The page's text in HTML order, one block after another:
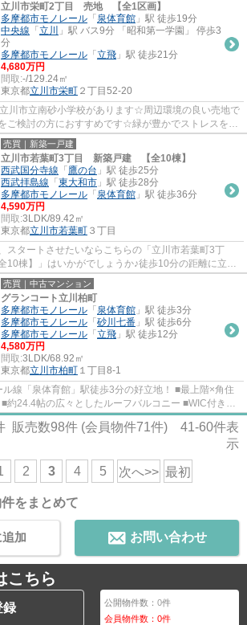
立川市栄町2丁目 売地 【全1区画】
多摩都市モノレール 「 泉体育館 」駅 徒歩19分
中央線 「 立川
」駅 バス9分 「昭和第一学園」 停歩3
分
多摩都市モノレール 「 立飛 」駅 徒歩21分
4,680万円
間取:-/129.24㎡
東京都立川市栄町 ２丁目52-20
川市立南砂小学校があります☆周辺環境の良い売地で
ご検討の方におすすめです☆緑が豊かでストレスを感
住居専用地域はいかがで...
売買｜新築一戸建
立川市若葉町3丁目 新築戸建 【全10棟】
西武国分寺線 「 鷹の台 」駅 徒歩25分
西武拝島線 「 東大和市 」駅 徒歩28分
多摩都市モノレール 「 泉体育館 」駅 徒歩36分
4,590万円
間取:3LDK/89.42㎡
東京都立川市若葉町 ３丁目
スタートさせたいならこちらの「立川市若葉町3丁
棟】」はいかがでしょうか♪徒歩10分の距離に立川
があるのも魅力♪西武国分寺...
売買｜中古マンション
グランコート立川柏町
多摩都市モノレール 「 泉体育館 」駅 徒歩3分
多摩都市モノレール 「 砂川七番 」駅 徒歩6分
多摩都市モノレール 「 立飛 」駅 徒歩12分
4,580万円
間取:3LDK/68.92㎡
東京都立川市柏町 １丁目8-1
線「泉体育館」駅徒歩3分の好立地！ ■最上階×角住
約24.4帖の広々としたルーフバルコニー ■WIC付きで
しくなります♪ ■追い炊き...
販売数98件 (会員物件71件) 41-60件表
示
2 3 4 5 次へ>> 最初
をまとめて
お問い合わせ
加
こちら
録 公開物件数：0件
会員物件数：0件